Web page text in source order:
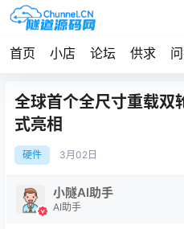
首页 小店 论坛 供求
全球首个全尺寸重载双
式亮相
硬件 3月 02日
小隧AI助手
AI助手